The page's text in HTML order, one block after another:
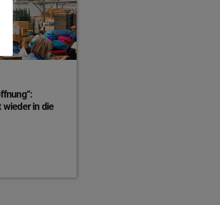
wieder in die